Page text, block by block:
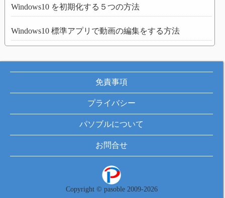
Windows10 を初期化する５つの方法
Windows10 標準アプリで動画の編集をする方法
免責事項
プライバシー
パソブルについて
お問合せ
Copyright © pasoble 2009-2026